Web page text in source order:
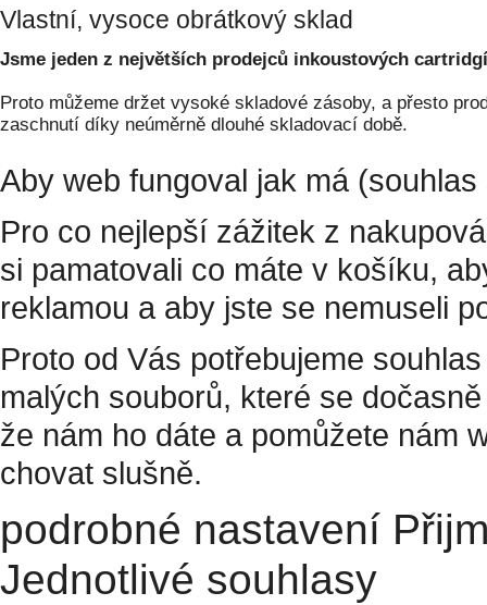
Vlastní, vysoce obrátkový sklad
Jsme jeden z největších prodejců inkoustových
Proto můžeme držet vysoké skladové zásoby, a přesto
zaschnutí díky neúměrně dlouhé skladovací době.
Aby web fungoval jak má
Pro co nejlepší zážitek z
si pamatovali co máte v košíku,
reklamou a aby jste se nemuseli
Proto od Vás potřebujeme
malých souborů, které se
že nám ho dáte a pomůžete nám
chovat slušně.
podrobné nastavení
Jednotlivé souhlasy